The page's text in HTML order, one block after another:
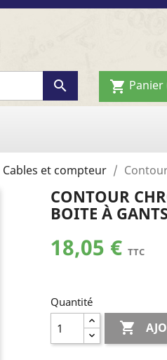
 shopping_cart Panier
Cables et compteur
CONTOUR
BOITE À
18,05 € TTC
Quantité
